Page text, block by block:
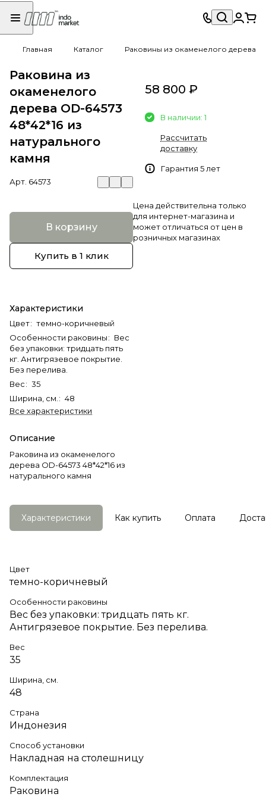
Главная Каталог Раковины из окаменелого дерева
Раковина из
окаменелого
дерева OD-64573
48*42*16 из
натурального
камня
Арт. 64573
В корзину
Купить в 1 клик
Характеристики
Цвет: темно-коричневый
Особенности раковины: Вес
без упаковки: тридцать пять
кг. Антигрязевое покрытие.
Без перелива.
Вес: 35
Ширина, см. : 48
Все характеристики
Описание
Раковина из окаменелого
дерева OD-64573 48*42*16 из
натурального камня
58 800 ₽
В наличии: 1
Рассчитать
доставку
Гарантия 5 лет
Цена действительна только
для интернет-магазина и
может отличаться от цен в
розничных магазинах
Характеристики Как купить Оплата
Цвет
темно-коричневый
Особенности раковины
Вес без упаковки: тридцать пять кг.
Антигрязевое покрытие. Без перелива.
Вес
35
Ширина, см.
48
Страна
Индонезия
Способ установки
Накладная на столешницу
Комплектация
Раковина